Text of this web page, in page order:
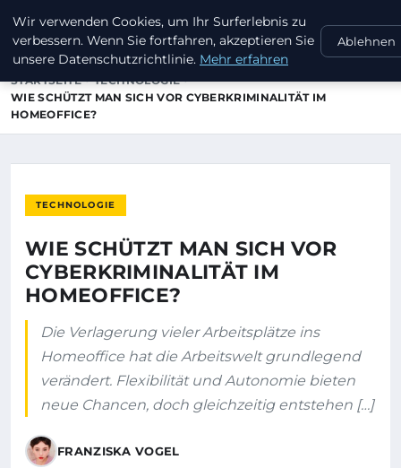
GUTSCHEINEWURST
STARTSEITE
TECHNOLOGIE
WIE SCHÜTZT MAN SICH VOR CYBERKRIMINALITÄT IM
HOMEOFFICE?
TECHNOLOGIE
WIE SCHÜTZT MAN SICH VOR
CYBERKRIMINALITÄT IM
HOMEOFFICE?
Die Verlagerung vieler Arbeitsplätze ins
Homeoffice hat die Arbeitswelt grundlegend
verändert. Flexibilität und Autonomie bieten
neue Chancen, doch gleichzeitig entstehen […]
FRANZISKA VOGEL
Wir verwenden Cookies, um Ihr Surferlebnis zu
verbessern. Wenn Sie fortfahren, akzeptieren Sie
unsere Datenschutzrichtlinie. Mehr erfahren
Ablehnen